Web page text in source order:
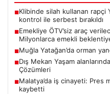
■Klibinde silah kullanan rapçi
kontrol ile serbest bırakıldı
■Emekliye ÖTV’siz araç
Milyonlarca emekli
■Muğla Yatağan’da orman
■Dış Mekan Yaşam
Çözümleri
■Malatya’da iş cinayeti: Pres
kaybetti